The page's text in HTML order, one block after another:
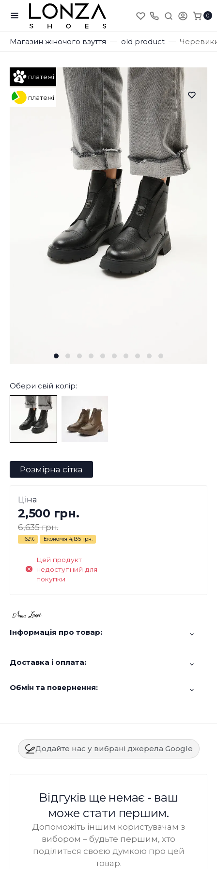
0
Магазин жіночого взуття old product
платежі
платежі
Обери свій колір:
Розмірна сітка
Ціна
2,500 грн.
6,635 грн.
- 62% Економія 4,135 грн.
Цей продукт
недоступний для
покупки
Інформація про товар:
Доставка і оплата:
Обмін та повернення:
Додайте нас у вибрані джерела Google
Відгуків ще немає - ваш
може стати першим.
Допоможіть іншим користувачам з
вибором – будьте першим, хто
поділиться своєю думкою про цей
товар.